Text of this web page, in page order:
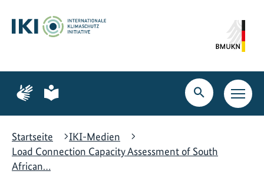
Hauptinhalt
springen
Suche
springen
Hauptnavigation
springen
Zur
Seite
Gebärdensprache
Zur
Seite
leichte
Suche
öffnen
Startseite
IKI-Medien
Load Connection Capacity Assessment of South
African…